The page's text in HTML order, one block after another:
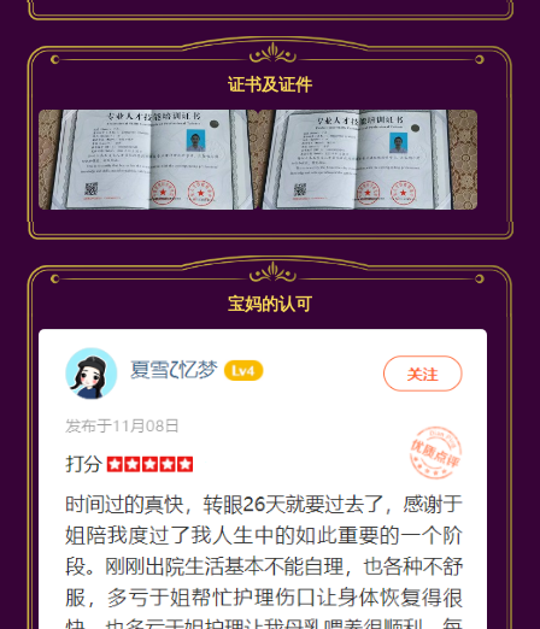
证书及证件
宝妈的认可